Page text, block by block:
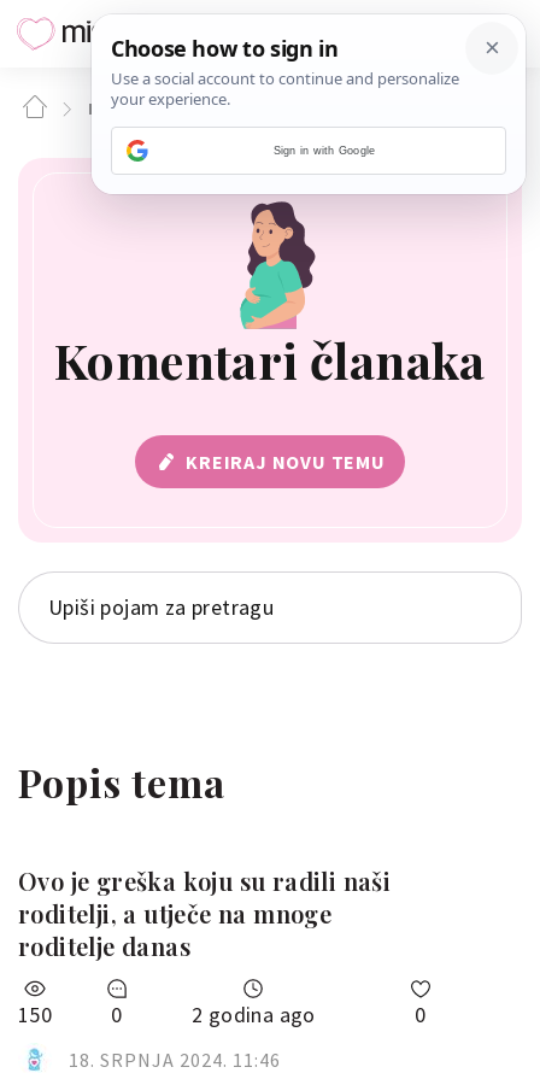
KOMENTARI ČLANAKA
Komentari članaka
KREIRAJ NOVU TEMU
Popis tema
Ovo je greška koju su radili naši
roditelji, a utječe na mnoge
roditelje danas
150 0 2 godina ago 0
18. SRPNJA 2024. 11:46
Sign in with Google